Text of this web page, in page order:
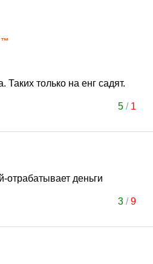
™
только на енг садят.
5/ 1
отрабатывает деньги
3/9